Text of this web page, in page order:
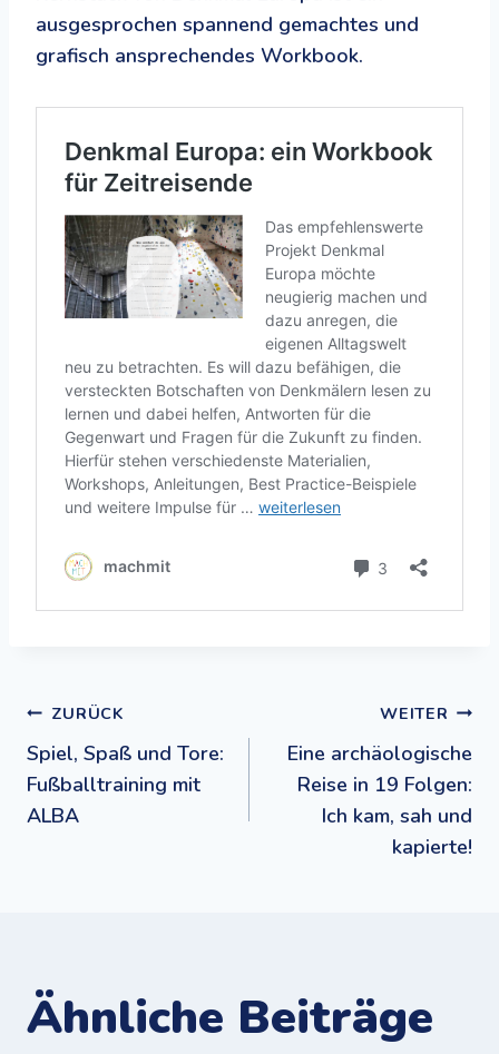
ausgesprochen spannend gemachtes und
grafisch ansprechendes Workbook.
Beitragsnavigation
ZURÜCK
Spiel, Spaß und Tore:
Fußballtraining mit
ALBA
WEITER
Eine archäologische
Reise in 19 Folgen:
Ich kam, sah und
kapierte!
Ähnliche Beiträge